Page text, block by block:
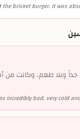
the brisket burger. It was
جداً وبلا طعم، وكانت من
incredibly bad, very cold